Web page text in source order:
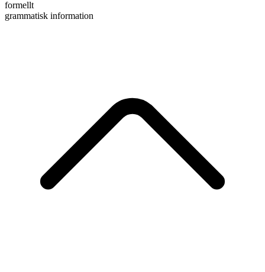
formellt
grammatisk information